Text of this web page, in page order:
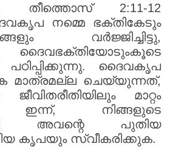
തീത്തൊസ് 2:11-12
നമ്മെ ഭക്തികേടും
വർജ്ജിച്ചിട്ടു,
ദൈവഭക്തിയോടുംകൂടെ
പഠിപ്പിക്കുന്നു. ദൈവകൃപ
മാത്രമല്ല ചെയ്യുന്നത്,
മാറ്റം
ഇന്ന്, നിങ്ങളുടെ
അവന്റെ പുതിയ
കൃപയും സ്വീകരിക്കുക.